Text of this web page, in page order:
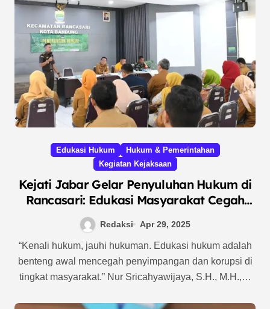
Edukasi Hukum
Hukum & Pemerintahan
Kegiatan Kejaksaan
Kejati Jabar Gelar Penyuluhan Hukum di
Rancasari: Edukasi Masyarakat Cegah
Korupsi Dana Desa
Redaksi Apr 29, 2025
“Kenali hukum, jauhi hukuman. Edukasi hukum adalah
benteng awal mencegah penyimpangan dan korupsi di
tingkat masyarakat.” Nur Sricahyawijaya, S.H., M.H.,…